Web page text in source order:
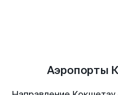
Аэропорты